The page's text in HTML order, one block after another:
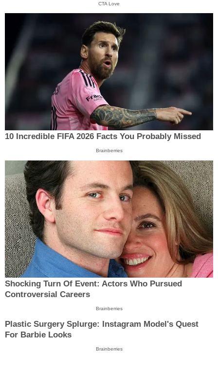
CTA Love
10 Incredible FIFA 2026 Facts You Probably Missed
Brainberries
Shocking Turn Of Event: Actors Who Pursued
Controversial Careers
Brainberries
Plastic Surgery Splurge: Instagram Model's Quest
For Barbie Looks
Brainberries